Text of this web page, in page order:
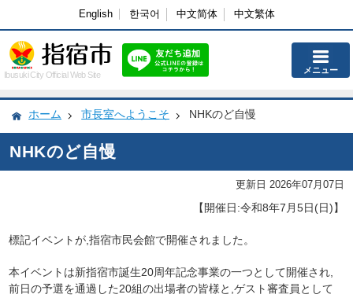
English 한국어 中文简体 中文繁体
Ibusuki City Official Web Site メニュー
ホーム 市長室へようこそ NHKのど自慢
NHKのど自慢
更新日 2026年07月07日
【開催日:令和8年7月5日(日)】
標記イベントが,指宿市民会館で開催されました。
本イベントは新指宿市誕生20周年記念事業の一つとして開催され,
前日の予選を通過した20組の出場者の皆様と,ゲスト審査員として